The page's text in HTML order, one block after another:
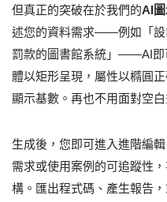
但真正的突破在於我們的AI
述您的資料需求——例如「設
罰款的圖書館系統」——AI即
體以矩形呈現，屬性以橢圓
顯示基數。再也不用面對空白
生成後，您即可進入進階編
需求或使用案例的可追蹤性
構。匯出程式碼、產生報告